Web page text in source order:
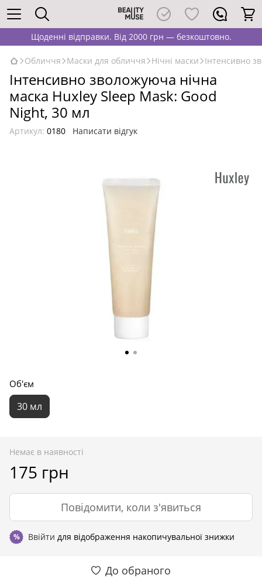
Щоденні відправки. Від 2000 грн — безкоштовно.
Обличчя Маски для обличчя Нічні маски Інтенсивно
Інтенсивно зволожуюча нічна
маска Huxley Sleep Mask: Good
Night, 30 мл
Артикул: 0180 Написати відгук
Об'єм
30 мл
Немає в наявності
175 грн
Повідомити, коли з'явиться
% Ввійти для відображення накопичувальної знижки
До обраного